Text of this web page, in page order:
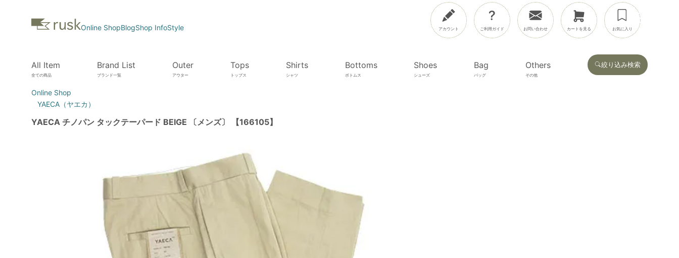
Online ShopBlogShop InfoStyle アカウント ご利用ガイド お問い合わせ カートを見る お気に入り
All Item
全ての商品
Brand List
ブランド一覧
Outer
アウター
Tops
トップス
Shirts
シャツ
Bottoms
ボトムス
Shoes
シューズ
Bag
バッグ
Others
その他
絞り込み検索
Online Shop
YAECA（ヤエカ）
YAECA チノパン タックテーパード BEIGE 〔メンズ〕 【166105】